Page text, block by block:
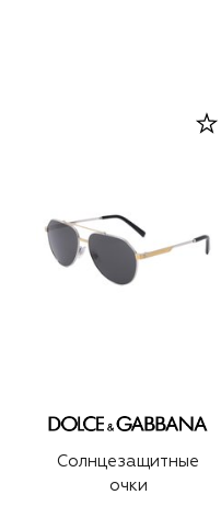
Солнцезащитные
очки